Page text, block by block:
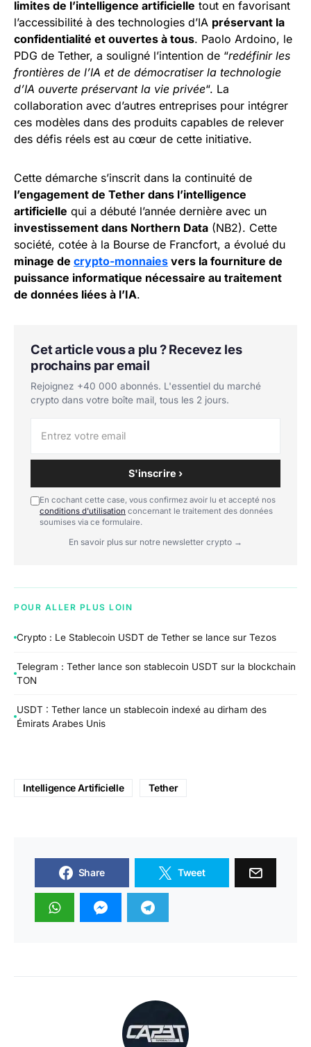
limites de l’intelligence artificielle tout en favorisant
l’accessibilité à des technologies d’IA préservant la
confidentialité et ouvertes à tous. Paolo Ardoino, le
PDG de Tether, a souligné l’intention de “redéfinir les
frontières de l’IA et de démocratiser la technologie
d’IA ouverte préservant la vie privée“. La
collaboration avec d’autres entreprises pour intégrer
ces modèles dans des produits capables de relever
des défis réels est au cœur de cette initiative.
Cette démarche s’inscrit dans la continuité de
l’engagement de Tether dans l’intelligence
artificielle qui a débuté l’année dernière avec un
investissement dans Northern Data (NB2). Cette
société, cotée à la Bourse de Francfort, a évolué du
minage de crypto-monnaies vers la fourniture de
puissance informatique nécessaire au traitement
de données liées à l’IA.
Cet article vous a plu ? Recevez les
prochains par email
Rejoignez +40 000 abonnés. L'essentiel du marché
crypto dans votre boîte mail, tous les 2 jours.
S'inscrire ›
En cochant cette case, vous confirmez avoir lu et accepté nos
conditions d'utilisation concernant le traitement des données
soumises via ce formulaire.
En savoir plus sur notre newsletter crypto →
POUR ALLER PLUS LOIN
Crypto : Le Stablecoin USDT de Tether se lance sur Tezos
Telegram : Tether lance son stablecoin USDT sur la blockchain
TON
USDT : Tether lance un stablecoin indexé au dirham des
Émirats Arabes Unis
Intelligence Artificielle Tether
Share Tweet